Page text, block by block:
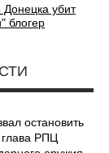
Донецка убит
блогер
остановить
глава РПЦ